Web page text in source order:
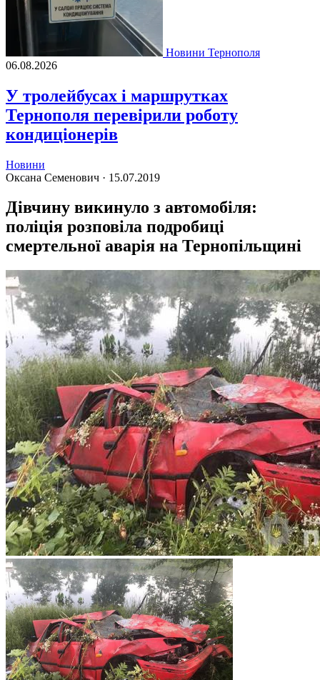
Новини Тернополя
06.08.2026
У тролейбусах і маршрутках
Тернополя перевірили роботу
кондиціонерів
Новини
Оксана Семенович · 15.07.2019
Дівчину викинуло з автомобіля:
поліція розповіла подробиці
смертельної аварія на Тернопільщині